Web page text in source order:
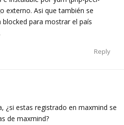
externo. Asi que también se
para mostrar el país
Reply
¿si estas registrado en maxmind se
de maxmind?